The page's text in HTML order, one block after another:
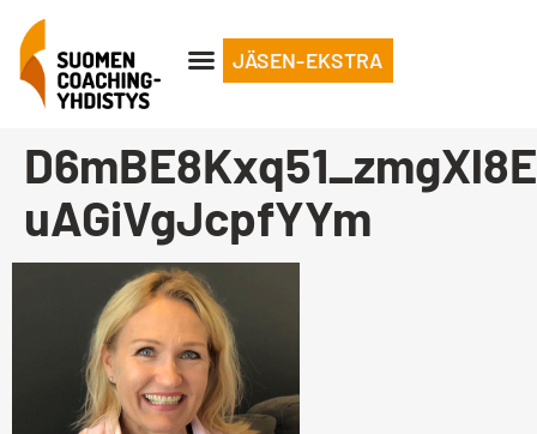
JÄSEN-EKSTRA
uAGiVgJcpfYYm